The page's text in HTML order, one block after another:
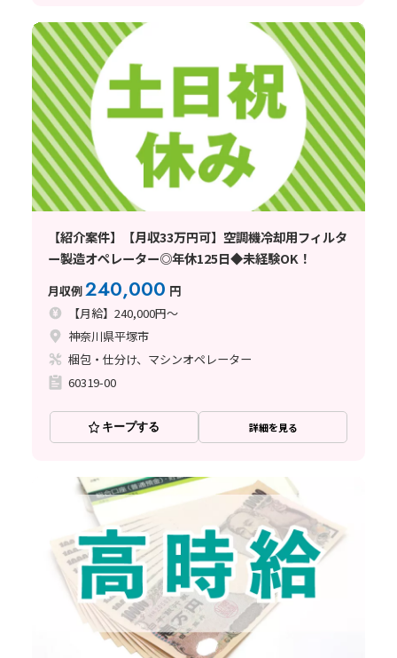
【紹介案件】【月収33万円可】空調機冷却用フィルタ
ー製造オペレーター◎年休125日◆未経験OK！
月収例240,000 円
【月給】240,000円～
神奈川県平塚市
梱包・仕分け、マシンオペレーター
60319-00
キープする 詳細を見る